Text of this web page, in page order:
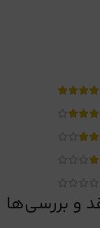
و بررسی‌ها